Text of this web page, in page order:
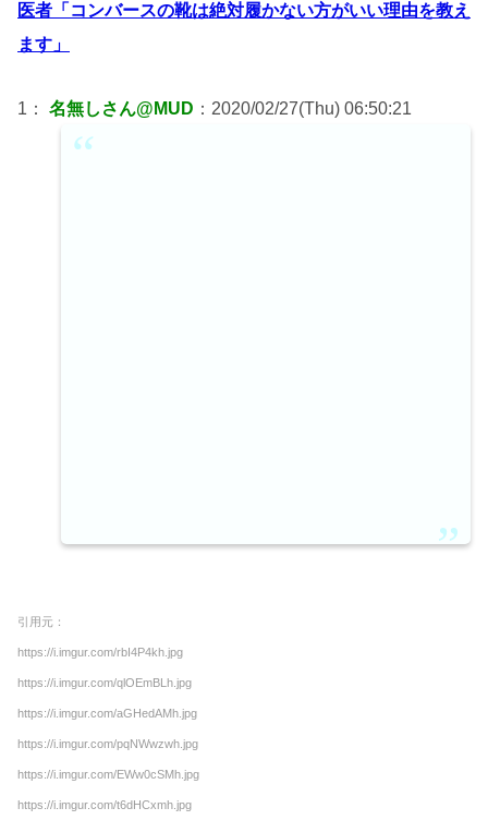
医者「コンバースの靴は絶対履かない方がいい理由を教え
ます」
1： 名無しさん@MUD ：2020/02/27(Thu) 06:50:21
引用元：
https://i.imgur.com/rbI4P4kh.jpg
https://i.imgur.com/qlOEmBLh.jpg
https://i.imgur.com/aGHedAMh.jpg
https://i.imgur.com/pqNWwzwh.jpg
https://i.imgur.com/EWw0cSMh.jpg
https://i.imgur.com/t6dHCxmh.jpg